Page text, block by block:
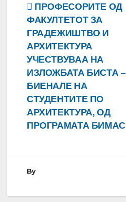
Навигација
на
напис
ПРОФЕСОРИТЕ ОД
ФАКУЛТЕТОТ ЗА
ГРАДЕЖИШТВО И
АРХИТЕКТУРА
УЧЕСТВУВАА НА
ИЗЛОЖБАТА БИСТА –
БИЕНАЛЕ НА
СТУДЕНТИТЕ ПО
АРХИТЕКТУРА, ОД
ПРОГРАМАТА БИМАС
By